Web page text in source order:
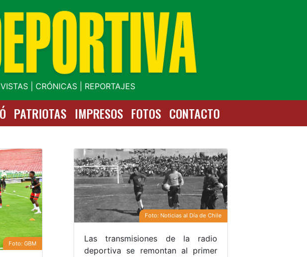
| CRÓNICAS | REPORTAJES
PATRIOTAS IMPRESOS FOTOS CONTACTO
Foto: GBM
Foto: Noticias al Día de Chile
Las transmisiones de la radio
deportiva se remontan al primer